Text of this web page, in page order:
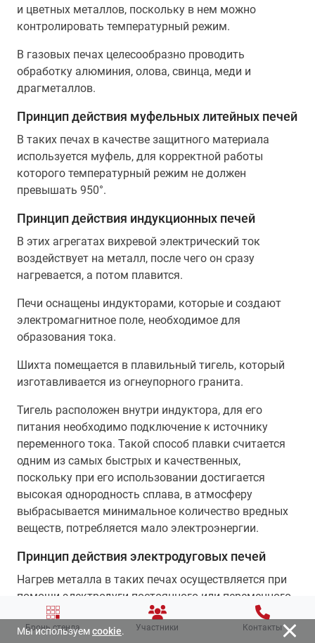
и цветных металлов, поскольку в нем можно
контролировать температурный режим.
В газовых печах целесообразно проводить
обработку алюминия, олова, свинца, меди и
драгметаллов.
Принцип действия муфельных литейных печей
В таких печах в качестве защитного материала
используется муфель, для корректной работы
которого температурный режим не должен
превышать 950°.
Принцип действия индукционных печей
В этих агрегатах вихревой электрический ток
воздействует на металл, после чего он сразу
нагревается, а потом плавится.
Печи оснащены индукторами, которые и создают
электромагнитное поле, необходимое для
образования тока.
Шихта помещается в плавильный тигель, который
изготавливается из огнеупорного гранита.
Тигель расположен внутри индуктора, для его
питания необходимо подключение к источнику
переменного тока. Такой способ плавки считается
одним из самых быстрых и качественных,
поскольку при его использовании достигается
высокая однородность сплава, в атмосферу
выбрасывается минимальное количество вредных
веществ, потребляется мало электроэнергии.
Принцип действия электродуговых печей
Нагрев металла в таких печах осуществляется при
помощи электродуги постоянного или переменного
Бронь стенда Участники Контакты
Мы используемcookie.